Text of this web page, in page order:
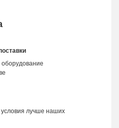
оборудование
лучше наших